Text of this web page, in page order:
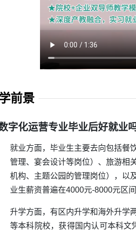
前景
字化运营专业毕业后好就业
就业方面，毕业生主要去向包括餐
管理、宴会设计等岗位）、旅游相
机构、主题公园的管理岗位），以
业生薪资普遍在4000元-8000元区间
升学方面，有区内升学和海外升学
等本科院校，获得国内认可本科文